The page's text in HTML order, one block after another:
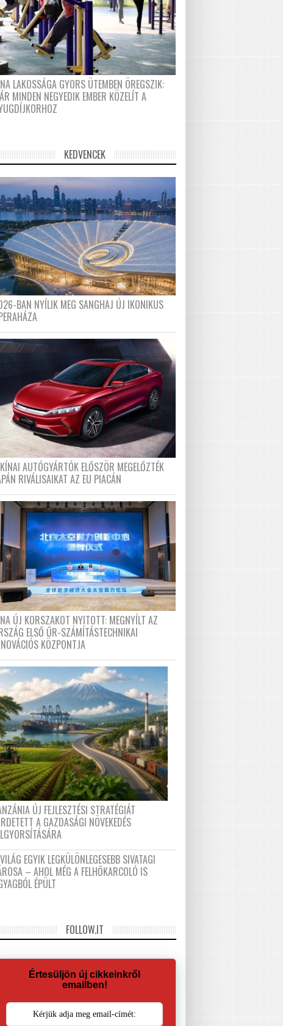
LAKOSSÁGA GYORS ÜTEMBEN ÖREGSZIK:
MINDEN NEGYEDIK EMBER KÖZELÍT A
KEDVENCEK
BAN NYÍLIK MEG SANGHAJ ÚJ IKONIKUS
AUTÓGYÁRTÓK ELŐSZÖR MEGELŐZTÉK
RIVÁLISAIKAT AZ EU PIACÁN
ÚJ KORSZAKOT NYITOTT: MEGNYÍLT AZ
ELSŐ ŰR-SZÁMÍTÁSTECHNIKAI
KÖZPONTJA
ÚJ FEJLESZTÉSI STRATÉGIÁT
A GAZDASÁGI NÖVEKEDÉS
EGYIK LEGKÜLÖNLEGESEBB SIVATAGI
– AHOL MÉG A FELHŐKARCOLÓ IS
ÉPÜLT
FOLLOW.IT
Értesüljön új cikkeinkről
emailben!